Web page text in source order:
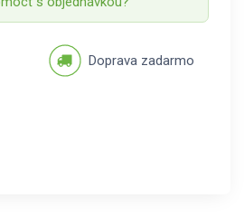
Doprava zadarmo